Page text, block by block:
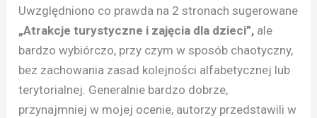
Uwzględniono co prawda na 2 stronach sugerowane
„Atrakcje turystyczne i zajęcia dla dzieci”, ale
bardzo wybiórczo, przy czym w sposób chaotyczny,
bez zachowania zasad kolejności alfabetycznej lub
terytorialnej. Generalnie bardzo dobrze,
przynajmniej w mojej ocenie, autorzy przedstawili w